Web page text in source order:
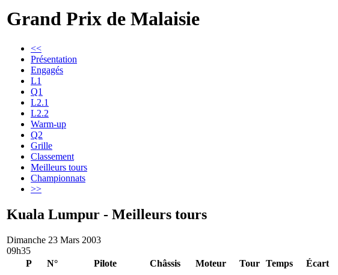
Grand Prix de Malaisie
<<
Présentation
Engagés
L1
Q1
L2.1
L2.2
Warm-up
Q2
Grille
Classement
Meilleurs tours
Championnats
>>
Kuala Lumpur - Meilleurs tours
Dimanche 23 Mars 2003
09h35
P
N° Pilote Châssis Moteur Tour Temps Écart